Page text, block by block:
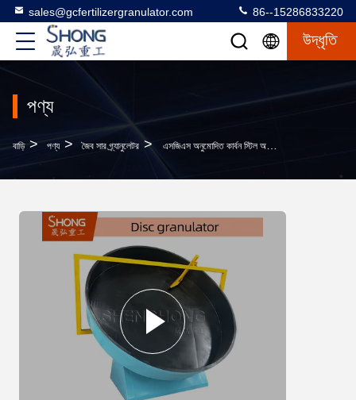
sales@gcfertilizergranulator.com 86--15286833220
উদ্ধৃতি
পণ্য
বাড়ি > পণ্য > জৈব সার গ্র্যানুলেটর > এসজিএস অনুমোদিত কার্বন স্টিল অর্গানিক ফার্টিলাইজার গ্রানুলেটর মেশিন উচ্চ অটোমেশন ডিস্ক পেলেটাইজার সহ